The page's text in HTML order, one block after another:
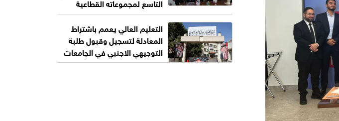
التاسع لمجموعاته القطاعية
التعليم العالي يعمم باشتراط
المعادلة لتسجيل وقبول طلبة
التوجيهي الاجنبي في الجامعات